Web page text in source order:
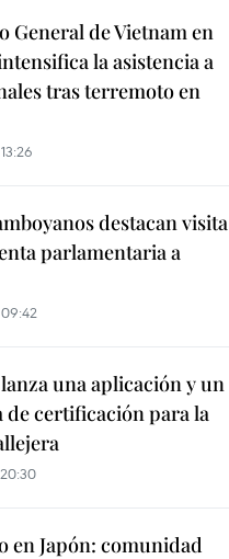
General de Vietnam en
la asistencia a
tras terremoto en
destacan visita
parlamentaria a
una aplicación y un
de certificación para la
en Japón: comunidad